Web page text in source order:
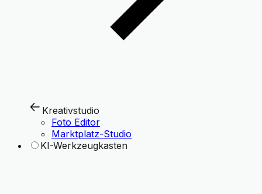
Kreativstudio
Foto Editor
Marktplatz-Studio
KI-Werkzeugkasten